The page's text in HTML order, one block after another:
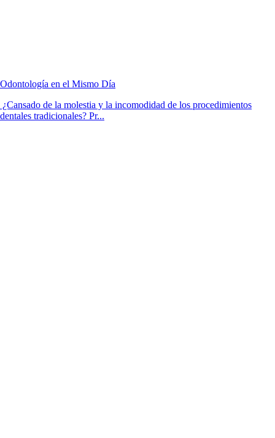
Odontología en el Mismo Día
¿Cansado de la molestia y la incomodidad de los procedimientos
dentales tradicionales? Pr...